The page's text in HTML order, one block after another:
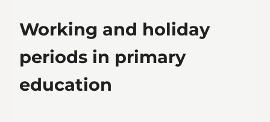
Working and holiday
periods in primary
education